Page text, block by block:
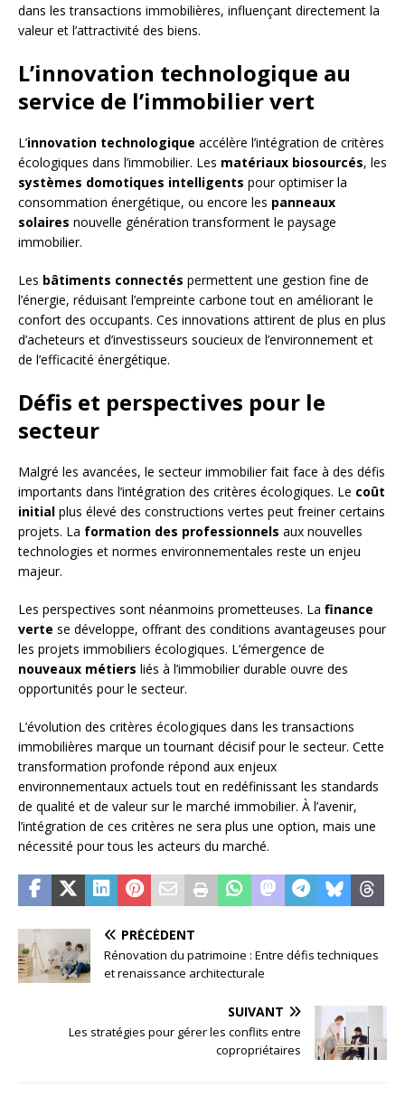
dans les transactions immobilières, influençant directement la
valeur et l’attractivité des biens.
L’innovation technologique au
service de l’immobilier vert
L’innovation technologique accélère l’intégration de critères
écologiques dans l’immobilier. Les matériaux biosourcés, les
systèmes domotiques intelligents pour optimiser la
consommation énergétique, ou encore les panneaux
solaires nouvelle génération transforment le paysage
immobilier.
Les bâtiments connectés permettent une gestion fine de
l’énergie, réduisant l’empreinte carbone tout en améliorant le
confort des occupants. Ces innovations attirent de plus en plus
d’acheteurs et d’investisseurs soucieux de l’environnement et
de l’efficacité énergétique.
Défis et perspectives pour le
secteur
Malgré les avancées, le secteur immobilier fait face à des défis
importants dans l’intégration des critères écologiques. Le coût
initial plus élevé des constructions vertes peut freiner certains
projets. La formation des professionnels aux nouvelles
technologies et normes environnementales reste un enjeu
majeur.
Les perspectives sont néanmoins prometteuses. La finance
verte se développe, offrant des conditions avantageuses pour
les projets immobiliers écologiques. L’émergence de
nouveaux métiers liés à l’immobilier durable ouvre des
opportunités pour le secteur.
L’évolution des critères écologiques dans les transactions
immobilières marque un tournant décisif pour le secteur. Cette
transformation profonde répond aux enjeux
environnementaux actuels tout en redéfinissant les standards
de qualité et de valeur sur le marché immobilier. À l’avenir,
l’intégration de ces critères ne sera plus une option, mais une
nécessité pour tous les acteurs du marché.
PRÉCÉDENT
Rénovation du patrimoine : Entre défis techniques
et renaissance architecturale
SUIVANT
Les stratégies pour gérer les conflits entre
copropriétaires